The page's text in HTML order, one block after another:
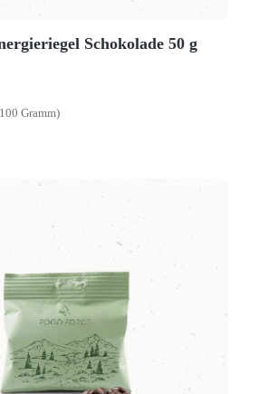
Schokolade 50 g
Gramm)